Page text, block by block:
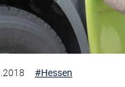
#Hessen